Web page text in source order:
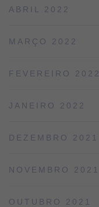
ABRIL 2022
MARÇO 2022
FEVEREIRO 2022
JANEIRO 2022
DEZEMBRO 2021
NOVEMBRO 2021
OUTUBRO 2021